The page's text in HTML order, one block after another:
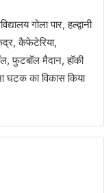
गोला पार, हल्द्वानी
कैफेटेरिया,
फुटबॉल मैदान, हॉकी
का विकास किया